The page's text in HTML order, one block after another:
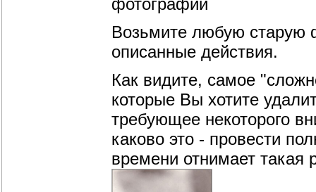
Возьмите любую старую
описанные действия.
Как видите, самое
которые Вы хотите
требующее некоторого
каково это - провести
времени отнимает такая